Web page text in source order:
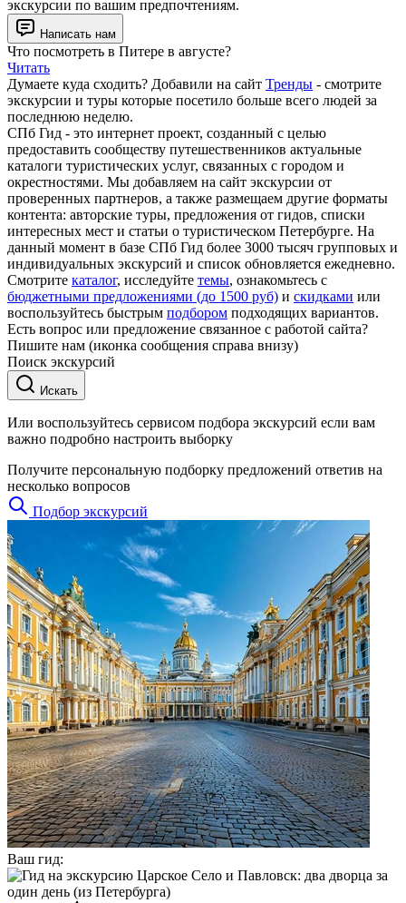
экскурсии по вашим предпочтениям.
Написать нам
Что посмотреть в Питере в августе?
Читать
Думаете куда сходить? Добавили на сайт Тренды - смотрите
экскурсии и туры которые посетило больше всего людей за
последнюю неделю.
СПб Гид - это интернет проект, созданный с целью
предоставить сообществу путешественников актуальные
каталоги туристических услуг, связанных с городом и
окрестностями. Мы добавляем на сайт экскурсии от
проверенных партнеров, а также размещаем другие форматы
контента: авторские туры, предложения от гидов, списки
интересных мест и статьи о туристическом Петербурге. На
данный момент в базе СПб Гид более 3000 тысяч групповых и
индивидуальных экскурсий и список обновляется ежедневно.
Смотрите каталог, исследуйте темы, ознакомьтесь с
бюджетными предложениями (до 1500 руб) и скидками или
воспользуйтесь быстрым подбором подходящих вариантов.
Есть вопрос или предложение связанное с работой сайта?
Пишите нам (иконка сообщения справа внизу)
Поиск экскурсий
Искать
Или воспользуйтесь сервисом подбора экскурсий если вам
важно подробно настроить выборку
Получите персональную подборку предложений ответив на
несколько вопросов
Подбор экскурсий
Ваш гид: